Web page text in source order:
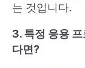
는 것입니다.
3. 특정 응용
다면?